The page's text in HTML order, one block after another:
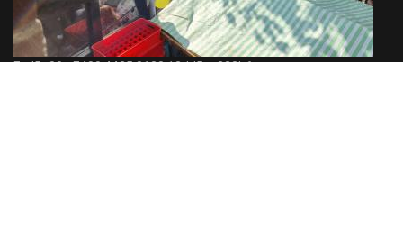
Ecd5a00a E480 4425 8638 13dd5ca222b6